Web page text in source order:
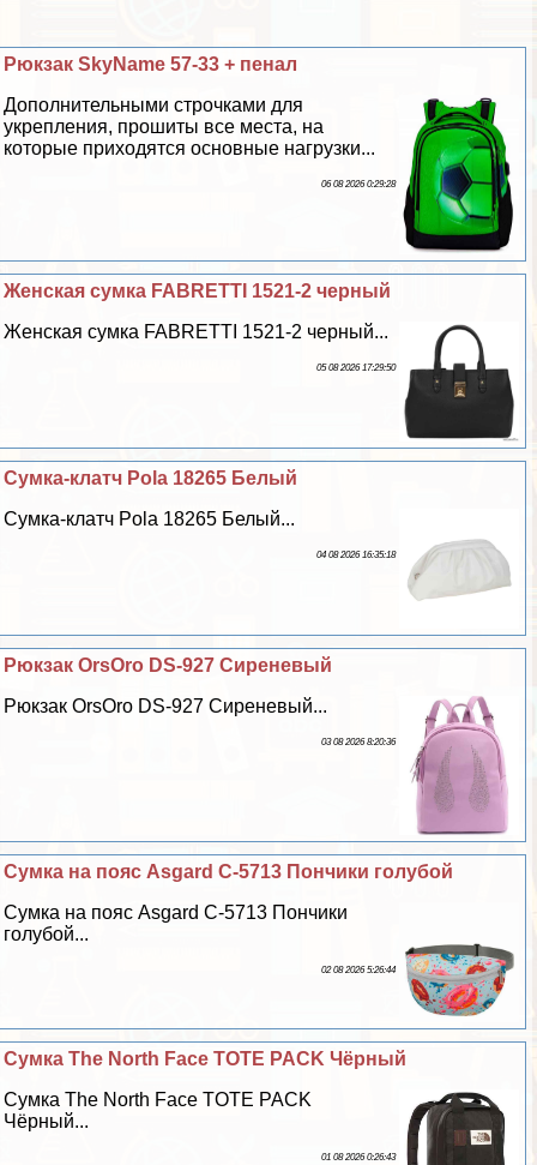
Рюкзак SkyName 57-33 + пенал
Дополнительными строчками для
укрепления, прошиты все места, на
которые приходятся основные нагрузки...
06 08 2026 0:29:28
Женская сумка FABRETTI 1521-2 черный
Женская сумка FABRETTI 1521-2 черный...
05 08 2026 17:29:50
Сумка-клатч Pola 18265 Белый
Сумка-клатч Pola 18265 Белый...
04 08 2026 16:35:18
Рюкзак OrsOro DS-927 Сиреневый
Рюкзак OrsOro DS-927 Сиреневый...
03 08 2026 8:20:36
Сумка на пояс Asgard С-5713 Пончики гoлyбой
Сумка на пояс Asgard С-5713 Пончики
гoлyбой...
02 08 2026 5:26:44
Сумка The North Face TOTE PACK Чёрный
Сумка The North Face TOTE PACK
Чёрный...
01 08 2026 0:26:43